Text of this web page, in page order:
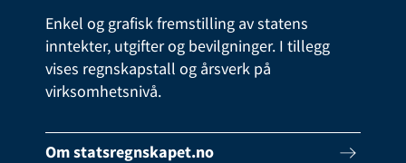
Enkel og grafisk fremstilling av statens
inntekter, utgifter og bevilgninger. I tillegg
vises regnskapstall og årsverk på
virksomhetsnivå.
Om statsregnskapet.no